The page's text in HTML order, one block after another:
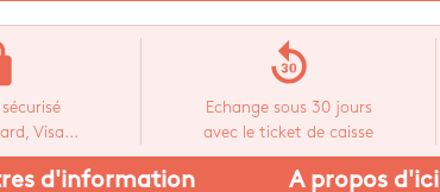
Visa...
replay_30
Echange sous 30 jours
avec le ticket de caisse
d'information A propos d'ici